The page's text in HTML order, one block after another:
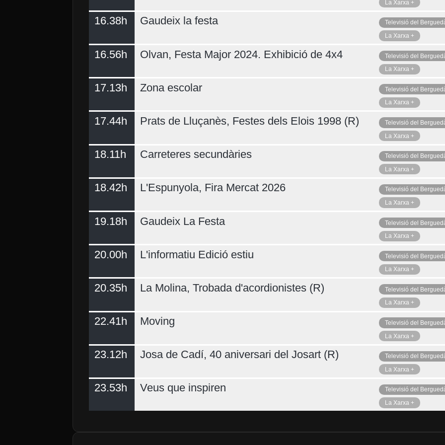
La Xarxa +
16.38h Gaudeix la festa
Televisió del
La Xarxa +
16.56h Olvan, Festa Major 2024. Exhibició de 4x4
Televisió del
La Xarxa +
17.13h Zona escolar
Televisió del
La Xarxa +
17.44h Prats de Lluçanès, Festes dels Elois 1998 (R)
Televisió del
La Xarxa +
18.11h Carreteres secundàries
Televisió del
La Xarxa +
18.42h L'Espunyola, Fira Mercat 2026
Televisió del
La Xarxa +
19.18h Gaudeix La Festa
Televisió del
La Xarxa +
20.00h L'informatiu Edició estiu
Televisió del
La Xarxa +
20.35h La Molina, Trobada d'acordionistes (R)
Televisió del
La Xarxa +
22.41h Moving
Televisió del
La Xarxa +
23.12h Josa de Cadí, 40 aniversari del Josart (R)
Televisió del
La Xarxa +
23.53h Veus que inspiren
Televisió del
La Xarxa +